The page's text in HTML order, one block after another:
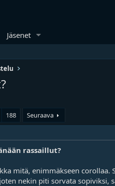
Jäsenet
188 Seuraava
rassaillut?
mitä, enimmäkseen
nekin piti sorvata sopiviksi,